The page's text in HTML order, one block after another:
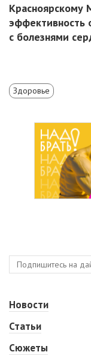
Красноярскому
эффективность
с болезнями
Здоровье
Новости
Статьи
Сюжеты